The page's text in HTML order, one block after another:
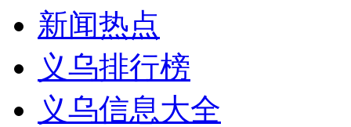
新闻热点
义乌排行榜
义乌信息大全